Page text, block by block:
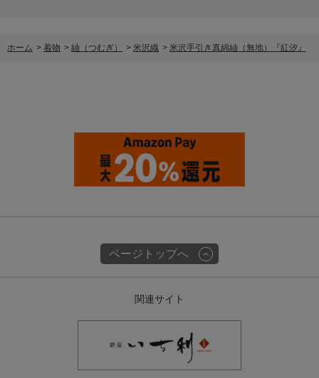
ホーム > 着物 > 紬（つむぎ） > 米沢織 > 米沢手引き真綿紬（無地）『紅汐』
ページトップへ
関連サイト